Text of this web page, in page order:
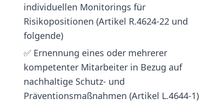
individuellen Monitorings für
Risikopositionen (Artikel R.4624-22 und
folgende)
✅ Ernennung eines oder mehrerer
kompetenter Mitarbeiter in Bezug auf
nachhaltige Schutz- und
Präventionsmaßnahmen (Artikel L.4644-1)